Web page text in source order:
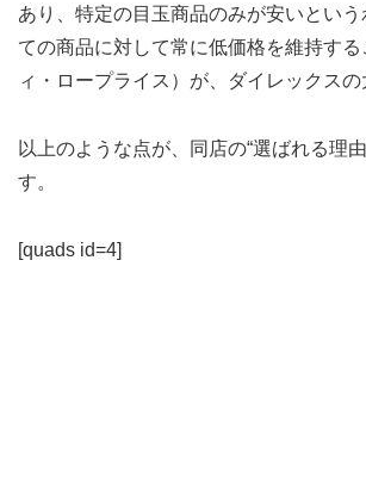
あり、特定の目玉商品のみが安いとい
ての商品に対して常に低価格を維持す
ィ・ロープライス）が、ダイレックスの
以上のような点が、同店の“選ばれる理
す。
[quads id=4]